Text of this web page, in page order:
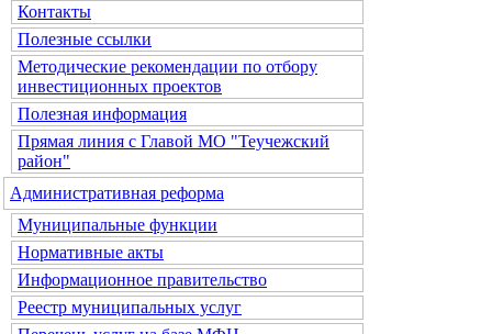
Контакты
Полезные ссылки
Методические рекомендации по отбору
инвестиционных проектов
Полезная информация
Прямая линия с Главой МО "Теучежский
район"
Административная реформа
Муниципальные функции
Нормативные акты
Информационное правительство
Реестр муниципальных услуг